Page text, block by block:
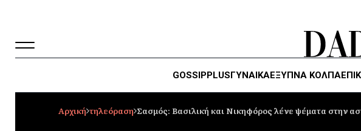
GOSSIPPLUSΓΥΝΑΙΚΑΈΞΥΠΝΑ ΚΌΛΠΑ
Αρχική τηλεόραση Σασμός: Βασιλική και Νικηφόρος λένε ψέματα στην